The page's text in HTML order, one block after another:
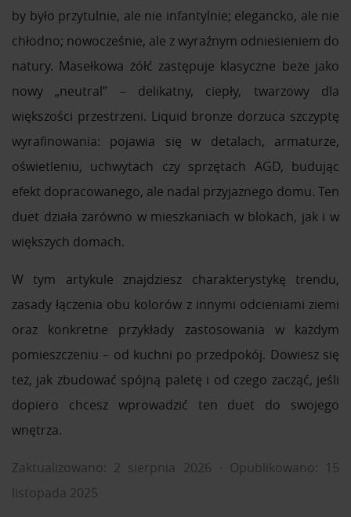
by było przytulnie, ale nie infantylnie; elegancko, ale nie
chłodno; nowocześnie, ale z wyraźnym odniesieniem do
natury. Masełkowa żółć zastępuje klasyczne beże jako
nowy „neutral” – delikatny, ciepły, twarzowy dla
większości przestrzeni. Liquid bronze dorzuca szczyptę
wyrafinowania: pojawia się w detalach, armaturze,
oświetleniu, uchwytach czy sprzętach AGD, budując
efekt dopracowanego, ale nadal przyjaznego domu. Ten
duet działa zarówno w mieszkaniach w blokach, jak i w
większych domach.
W tym artykule znajdziesz charakterystykę trendu,
zasady łączenia obu kolorów z innymi odcieniami ziemi
oraz konkretne przykłady zastosowania w każdym
pomieszczeniu – od kuchni po przedpokój. Dowiesz się
też, jak zbudować spójną paletę i od czego zacząć, jeśli
dopiero chcesz wprowadzić ten duet do swojego
wnętrza.
Zaktualizowano: 2 sierpnia 2026 · Opublikowano: 15
listopada 2025